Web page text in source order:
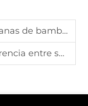
fresco y seco?
de bambú y de algodón?